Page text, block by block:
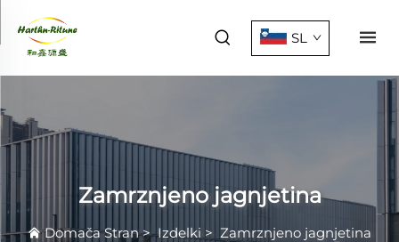
SL
Zamrznjeno jagnjetina
Domača Stran>Izdelki > Zamrznjeno jagnjetina